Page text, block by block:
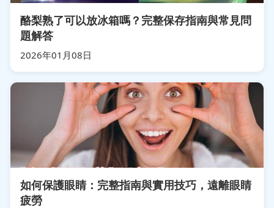
酪梨熟了可以放冰箱嗎？完整保存指南與常見問
題解答
2026年01月08日
如何保護眼睛：完整指南與實用技巧，遠離眼睛
疲勞